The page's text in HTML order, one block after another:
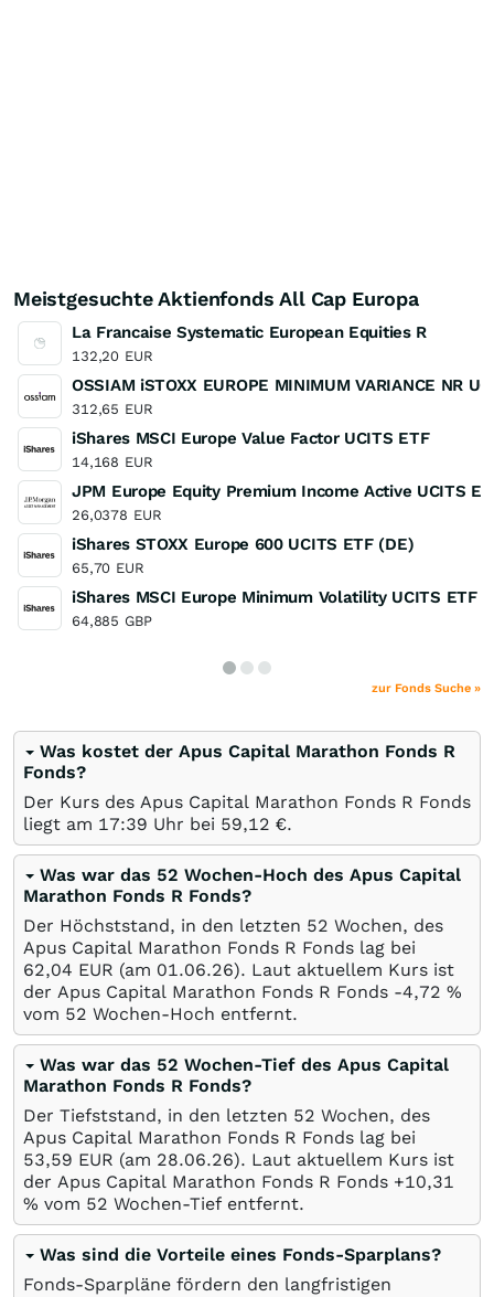
Meistgesuchte Aktienfonds All Cap Europa
La Francaise Systematic European Equities R
132,20 EUR
OSSIAM iSTOXX EUROPE MINIMUM VARIANCE NR
312,65 EUR
iShares MSCI Europe Value Factor UCITS ETF
14,168 EUR
JPM Europe Equity Premium Income Active UCITS
26,0378 EUR
iShares STOXX Europe 600 UCITS ETF (DE)
65,70 EUR
iShares MSCI Europe Minimum Volatility UCITS ETF
64,885 GBP
zur Fonds Suche »
Was kostet der Apus Capital Marathon Fonds R
Fonds?
Der Kurs des Apus Capital Marathon Fonds R Fonds
liegt am 17:39 Uhr bei 59,12 €.
Was war das 52 Wochen-Hoch des Apus Capital
Marathon Fonds R Fonds?
Der Höchststand, in den letzten 52 Wochen, des
Apus Capital Marathon Fonds R Fonds lag bei
62,04 EUR (am 01.06.26). Laut aktuellem Kurs ist
der Apus Capital Marathon Fonds R Fonds -4,72 %
vom 52 Wochen-Hoch entfernt.
Was war das 52 Wochen-Tief des Apus Capital
Marathon Fonds R Fonds?
Der Tiefststand, in den letzten 52 Wochen, des
Apus Capital Marathon Fonds R Fonds lag bei
53,59 EUR (am 28.06.26). Laut aktuellem Kurs ist
der Apus Capital Marathon Fonds R Fonds +10,31
% vom 52 Wochen-Tief entfernt.
Was sind die Vorteile eines Fonds-Sparplans?
Fonds-Sparpläne fördern den langfristigen